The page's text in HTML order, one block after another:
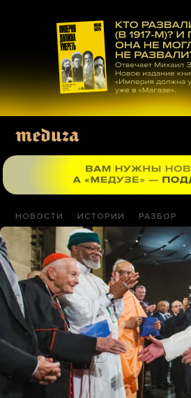
материалам
НОВОСТИ ИСТОРИИ РАЗБОР